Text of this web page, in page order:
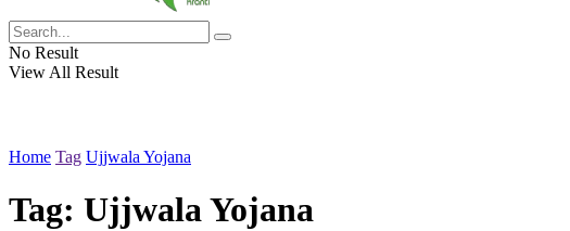
No Result
View All Result
Home Tag Ujjwala Yojana
Tag: Ujjwala Yojana